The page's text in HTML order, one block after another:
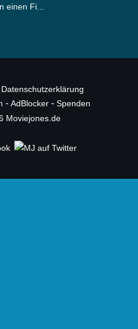
einen Fi...
Datenschutzerklärung
- AdBlocker - Spenden
Moviejones.de